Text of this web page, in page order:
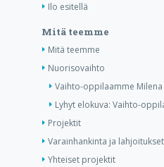
Ilo esitellä
Mitä teemme
Mitä teemme
Nuorisovaihto
Vaihto-oppilaamme
Lyhyt elokuva: Vaihto-
Projektit
Varainhankinta ja lahjoitukset
Yhteiset projektit